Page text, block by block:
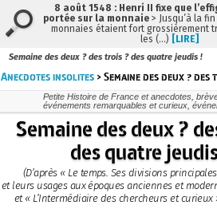
Semaine des deux ? des trois ? des quatre jeudis !
Anecdotes insolites > Semaine des deux ?
Petite Histoire de France et anecdotes,
événements remarquables et curieux,
Semaine des deux ?
des quatre
(D’après « Le temps. Ses divisions
et leurs usages aux époques anciennes et
et « L’Intermédiaire des chercheurs et curieux
8 août 1548 : Henri II fixe que
portée sur la monnaie > Jusqu’à la
monnaies étaient fort grossièrement
les (…) [LIRE]